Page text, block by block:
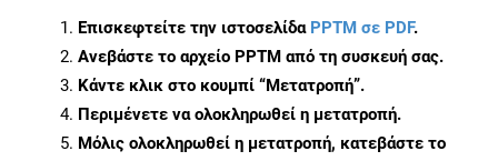
Επισκεφτείτε την ιστοσελίδα PPTM σε PDF.
Ανεβάστε το αρχείο PPTM από τη συσκευή σας.
Κάντε κλικ στο κουμπί “Μετατροπή”.
Περιμένετε να ολοκληρωθεί η μετατροπή.
Μόλις ολοκληρωθεί η μετατροπή, κατεβάστε το